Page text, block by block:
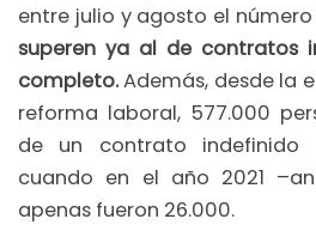
entre julio y agosto el
superen ya al de contratos
completo.Además, desde la
reforma laboral, 577.000
de un contrato indefinido
cuando en el año 2021
apenas fueron 26.000.